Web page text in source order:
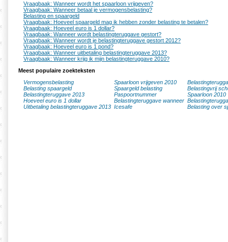
Vraagbaak: Wanneer wordt het spaarloon vrijgeven?
Vraagbaak: Wanneer betaal je vermogensbelasting?
Belasting en spaargeld
Vraagbaak: Hoeveel spaargeld mag ik hebben zonder belasting te betalen?
Vraagbaak: Hoeveel euro is 1 dollar?
Vraagbaak: Wanneer wordt belastingteruggave gestort?
Vraagbaak: Wanneer wordt je belastingteruggave gestort 2012?
Vraagbaak: Hoeveel euro is 1 pond?
Vraagbaak: Wanneer uitbetaling belastingteruggave 2013?
Vraagbaak: Wanneer krijg ik mijn belastingteruggave 2010?
Meest populaire zoekteksten
Vermogensbelasting
Spaarloon vrijgeven 2010
Belasting spaargeld
Spaargeld belasting
Belastingvrij
Belastingteruggave 2013
Paspoortnummer
Spaarloon 2010
Hoeveel euro is 1 dollar
Belastingteruggave wanneer
Uitbetaling belastingteruggave 2013 Icesafe Belasting over